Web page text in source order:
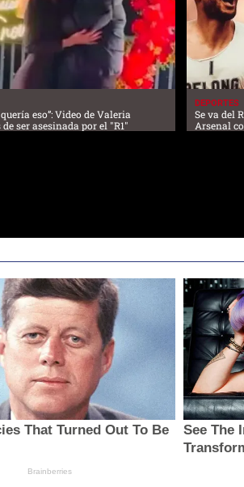
eso”: Video de Valeria
ser asesinada por el "R1"
DEPORTES
Se va del
Arsenal
That Turned Out To Be
Brainberries
See The